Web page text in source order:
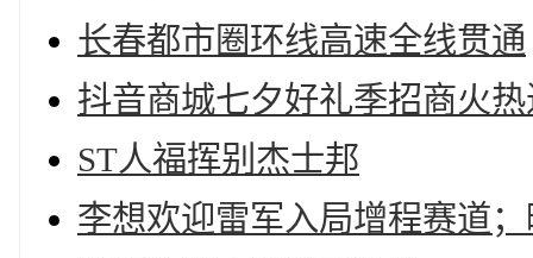
长春都市圈环线高速全线贯通
抖音商城七夕好礼季招商火
ST人福挥别杰士邦
李想欢迎雷军入局增程赛道